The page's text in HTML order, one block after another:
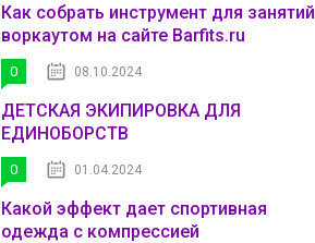
Как собрать инструмент для занятий
воркаутом на сайте Barfits.ru
0 08.10.2024
ДЕТСКАЯ ЭКИПИРОВКА ДЛЯ
ЕДИНОБОРСТВ
0 01.04.2024
Какой эффект дает спортивная
одежда с компрессией